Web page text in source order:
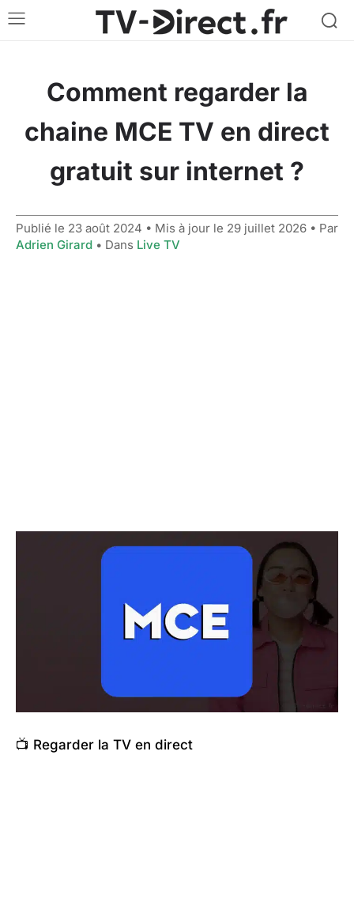
Comment regarder la
chaine MCE TV en direct
gratuit sur internet ?
Publié le 23 août 2024 • Mis à jour le 29 juillet 2026 • Par
Adrien Girard • Dans Live TV
📺 Regarder la TV en direct